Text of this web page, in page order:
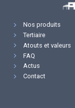
Nos produits
Tertiaire
Atouts et valeurs
FAQ
Actus
Contact